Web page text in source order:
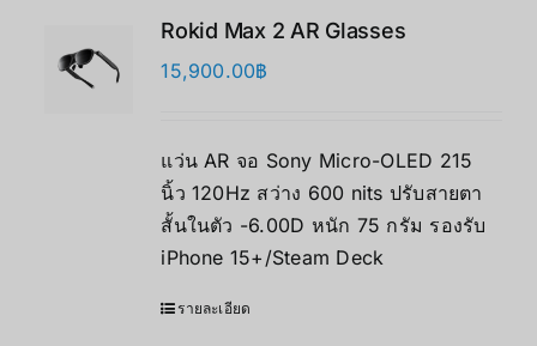
Rokid Max 2 AR Glasses
15,900.00฿
แว่น AR จอ Sony Micro-OLED 215
นิ้ว 120Hz สว่าง 600 nits ปรับสายตา
สั้นในตัว -6.00D หนัก 75 กรัม รองรับ
iPhone 15+/Steam Deck
รายละเอียด